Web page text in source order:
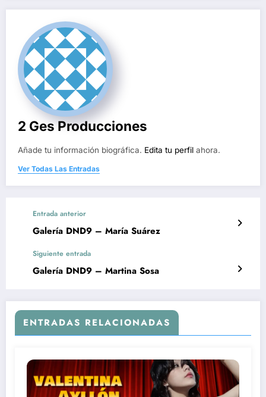
2 Ges Producciones
Añade tu información biográfica. Edita tu perfil ahora.
Ver Todas Las Entradas
Entrada anterior
Galería DND9 – María Suárez
Siguiente entrada
Galería DND9 – Martina Sosa
ENTRADAS RELACIONADAS